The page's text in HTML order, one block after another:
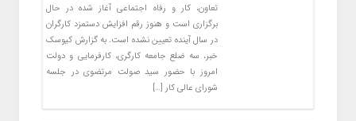
تعاون، کار و رفاه اجتماعی آغاز شده در حال
برگزاری است و هنوز رقم افزایش دستمزد کارگران
در سال آینده تعیین نشده است. به گزارش کیوسک
خبر، سه ضلع جامعه کارگری، کارفرمایی و دولت
امروز با حضور سید صولت مرتضوی در جلسه
شورای عالی کار […]